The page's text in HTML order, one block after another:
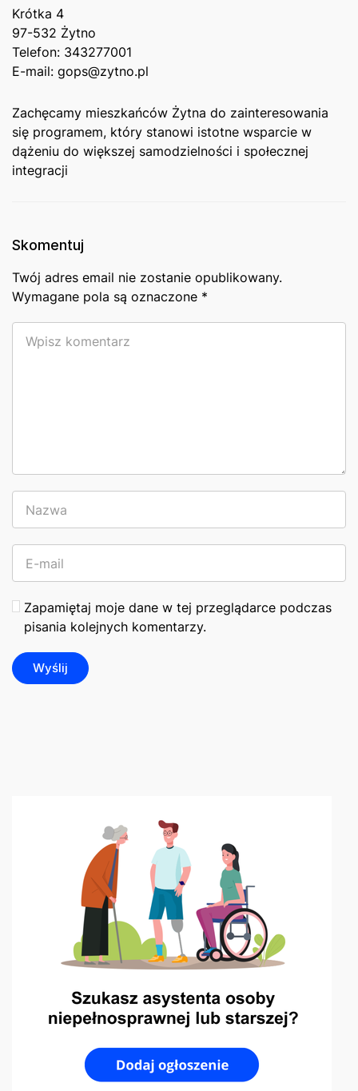
Krótka 4
97-532 Żytno
Telefon: 343277001
E-mail: gops@zytno.pl
Zachęcamy mieszkańców Żytna do zainteresowania
⁢się programem, który stanowi istotne wsparcie w
dążeniu do większej samodzielności ‌i społecznej
⁤integracji
Skomentuj
Twój adres email nie zostanie opublikowany.
Wymagane pola są oznaczone *
Zapamiętaj moje dane w tej przeglądarce podczas
pisania kolejnych komentarzy.